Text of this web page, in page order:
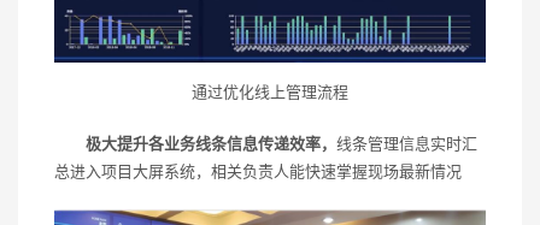
通过优化线上管理流程
极大提升各业务线条信息传递效率， 线条管理信息实时汇
总进入项目大屏系统，相关负责人能快速掌握现场最新情况